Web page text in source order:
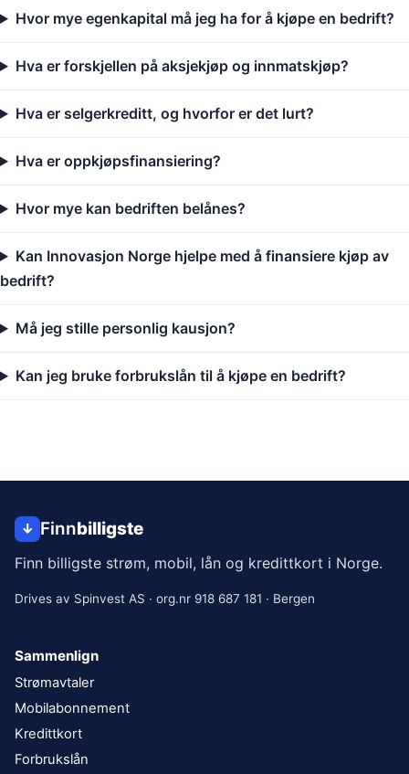
Hvor mye egenkapital må jeg ha for å kjøpe en bedrift?
Hva er forskjellen på aksjekjøp og innmatskjøp?
Hva er selgerkreditt, og hvorfor er det lurt?
Hva er oppkjøpsfinansiering?
Hvor mye kan bedriften belånes?
Kan Innovasjon Norge hjelpe med å finansiere kjøp av
bedrift?
Må jeg stille personlig kausjon?
Kan jeg bruke forbrukslån til å kjøpe en bedrift?
↓ Finnbilligste
Finn billigste strøm, mobil, lån og kredittkort i Norge.
Drives av Spinvest AS · org.nr 918 687 181 · Bergen
Sammenlign
Strømavtaler
Mobilabonnement
Kredittkort
Forbrukslån